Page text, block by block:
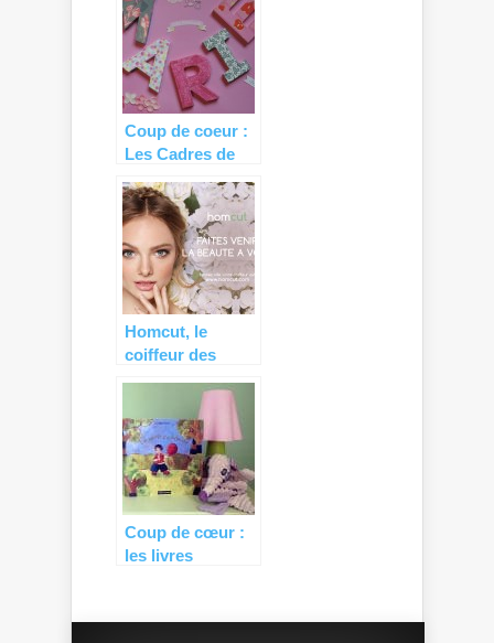
Coup de coeur :
Les Cadres de
promo)
Homcut, le
coiffeur des
débordés (+
code promo) !
Coup de cœur :
les livres
Editions (+ code